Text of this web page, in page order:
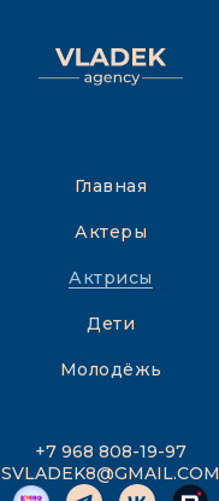
Главная
Актеры
Актрисы
Дети
Молодёжь
+7 968 808-19-97
SVLADEK8@GMAIL.COM